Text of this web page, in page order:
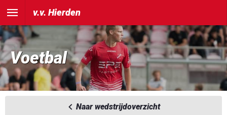
v.v. Hierden
Voetbal
Naar wedstrijdoverzicht